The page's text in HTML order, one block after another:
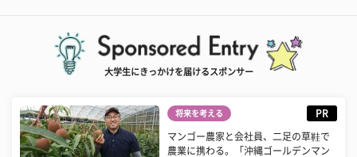
大学生にきっかけを届けるスポンサー
将来を考える PR
マンゴー農家と会社員、二足の草鞋で
農業に携わる。「沖縄ゴールデンマン